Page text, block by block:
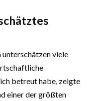
viele
betreut habe, zeigte
einer der größten